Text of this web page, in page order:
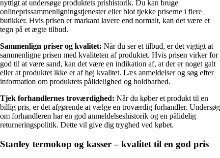
nyttigt at undersøge produktets prishistorik. Du kan bruge
onlineprissammenligningstjenester eller blot tjekke priserne i flere
butikker. Hvis prisen er markant lavere end normalt, kan det være et
tegn på et ægte tilbud.
Sammenlign priser og kvalitet: Når du ser et tilbud, er det vigtigt at
sammenligne prisen med kvaliteten af produktet. Hvis prisen virker for
god til at være sand, kan det være en indikation af, at der er noget galt
eller at produktet ikke er af høj kvalitet. Læs anmeldelser og søg efter
information om produktets pålidelighed og holdbarhed.
Tjek forhandlernes troværdighed: Når du køber et produkt til en
billig pris, er det afgørende at vælge en troværdig forhandler. Undersøg
om forhandleren har en god anmeldelseshistorik og en pålidelig
returneringspolitik. Dette vil give dig tryghed ved købet.
Stanley termokop og kasser – kvalitet til en god pris